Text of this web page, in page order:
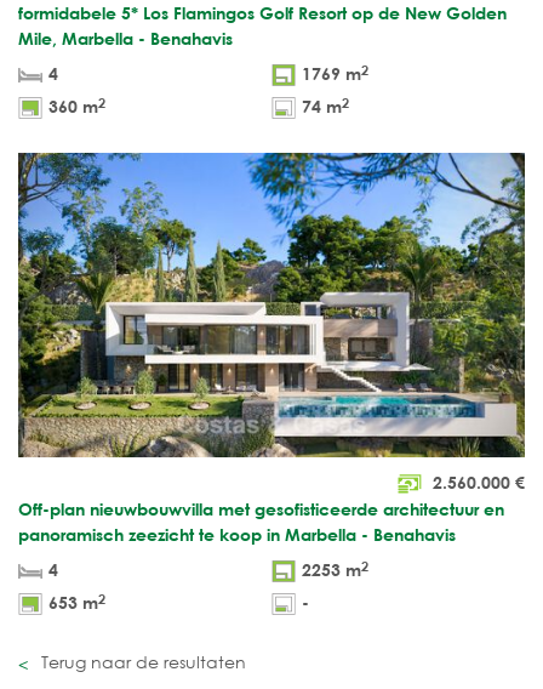
formidabele 5* Los Flamingos Golf Resort op de New Golden
Mile, Marbella - Benahavis
4
1769 m2
360 m2 74 m2
2.560.000 €
Off-plan nieuwbouwvilla met gesofisticeerde architectuur en
panoramisch zeezicht te koop in Marbella - Benahavis
4
2253 m2
653 m2 -
Terug naar de resultaten